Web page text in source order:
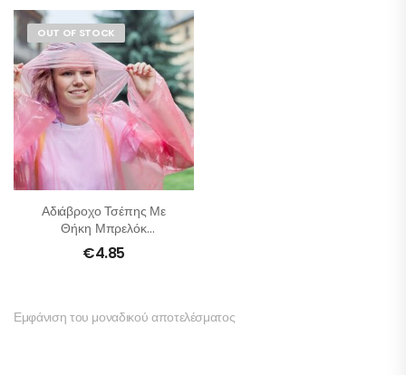
OUT OF STOCK
Αδιάβροχο Τσέπης Με
Θήκη Μπρελόκ
Μεταφοράς
€4.85
Εμφάνιση του μοναδικού αποτελέσματος